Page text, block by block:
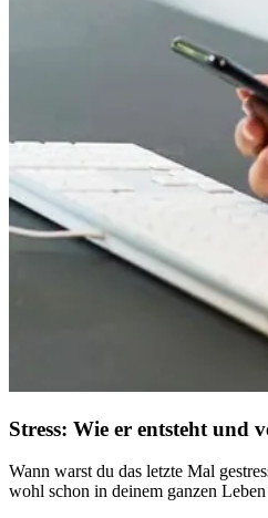
Stress: Wie er entsteht und
Wann warst du das letzte Mal
wohl schon in deinem ganzen